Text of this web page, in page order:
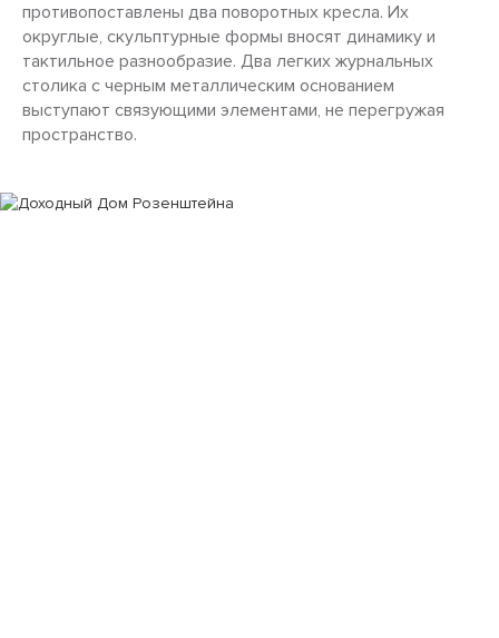
противопоставлены два поворотных кресла. Их
округлые, скульптурные формы вносят динамику и
тактильное разнообразие. Два легких журнальных
столика с черным металлическим основанием
выступают связующими элементами, не перегружая
пространство.